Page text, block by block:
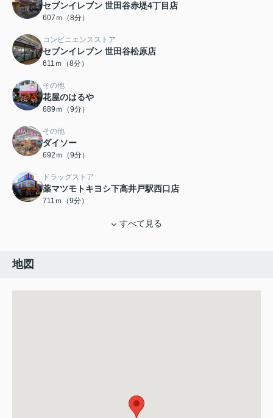
セブンイレブン 世田谷赤堤4丁目店
607ｍ（8分）
コンビニエンスストア
セブンイレブン 世田谷松原店
611ｍ（8分）
その他
花屋のはるや
689ｍ（9分）
その他
ダイソー
692ｍ（9分）
ドラッグストア
薬マツモトキヨシ下高井戸駅西口店
711ｍ（9分）
すべて見る
地図